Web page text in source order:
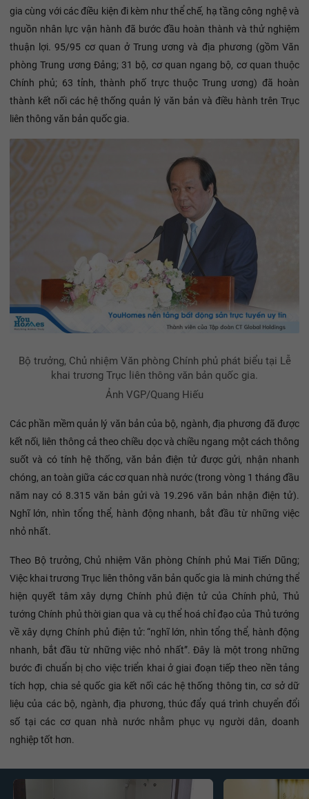
gia cùng với các điều kiện đi kèm như thể chế, hạ tầng công nghệ và
nguồn nhân lực vận hành đã bước đầu hoàn thành và thử nghiệm
thuận lợi. 95/95 cơ quan ở Trung ương và địa phương (gồm Văn
phòng Trung ương Đảng; 31 bộ, cơ quan ngang bộ, cơ quan thuộc
Chính phủ; 63 tỉnh, thành phố trực thuộc Trung ương) đã hoàn
thành kết nối các hệ thống quản lý văn bản và điều hành trên Trục
liên thông văn bản quốc gia.
Bộ trưởng, Chủ nhiệm Văn phòng Chính phủ phát biểu tại Lễ
khai trương Trục liên thông văn bản quốc gia.
Ảnh VGP/Quang Hiếu
Các phần mềm quản lý văn bản của bộ, ngành, địa phương đã được
kết nối, liên thông cả theo chiều dọc và chiều ngang một cách thông
suốt và có tính hệ thống, văn bản điện tử được gửi, nhận nhanh
chóng, an toàn giữa các cơ quan nhà nước (trong vòng 1 tháng đầu
năm nay có 8.315 văn bản gửi và 19.296 văn bản nhận điện tử).
Nghĩ lớn, nhìn tổng thể, hành động nhanh, bắt đầu từ những việc
nhỏ nhất.
Theo Bộ trưởng, Chủ nhiệm Văn phòng Chính phủ Mai Tiến Dũng;
Việc khai trương Trục liên thông văn bản quốc gia là minh chứng thể
hiện quyết tâm xây dựng Chính phủ điện tử của Chính phủ, Thủ
tướng Chính phủ thời gian qua và cụ thể hoá chỉ đạo của Thủ tướng
về xây dựng Chính phủ điện tử: “nghĩ lớn, nhìn tổng thể, hành động
nhanh, bắt đầu từ những việc nhỏ nhất”. Đây là một trong những
bước đi chuẩn bị cho việc triển khai ở giai đoạn tiếp theo nền tảng
tích hợp, chia sẻ quốc gia kết nối các hệ thống thông tin, cơ sở dữ
liệu của các bộ, ngành, địa phương, thúc đẩy quá trình chuyển đổi
số tại các cơ quan nhà nước nhằm phục vụ người dân, doanh
nghiệp tốt hơn.